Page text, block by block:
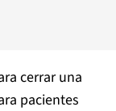
cerrar una
pacientes